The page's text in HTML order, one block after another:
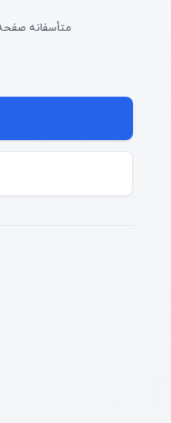
متأسفانه